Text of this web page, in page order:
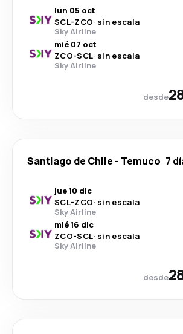
lun 05 oct
SCL-ZCO· sin escala
Sky Airline
mié 07 oct
ZCO-SCL· sin escala
Sky Airline
desde
Santiago de Chile - Temuco 7
jue 10 dic
SCL-ZCO· sin escala
Sky Airline
mié 16 dic
ZCO-SCL· sin escala
Sky Airline
desde